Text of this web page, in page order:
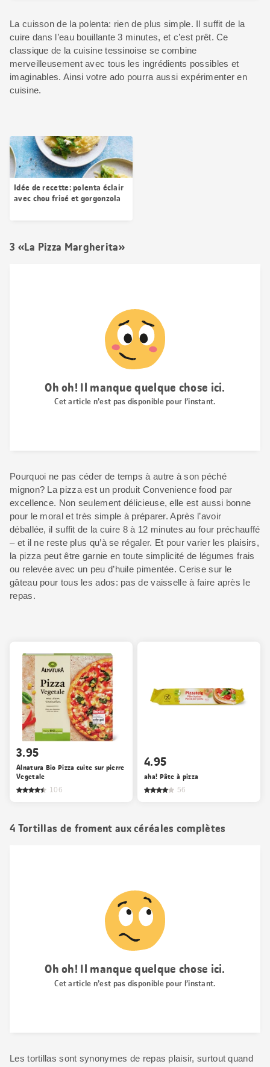
La cuisson de la polenta: rien de plus simple. Il suffit de la
cuire dans l’eau bouillante 3 minutes, et c’est prêt. Ce
classique de la cuisine tessinoise se combine
merveilleusement avec tous les ingrédients possibles et
imaginables. Ainsi votre ado pourra aussi expérimenter en
cuisine.
Idée de recette: polenta éclair
avec chou frisé et gorgonzola
3 «La Pizza Margherita»
Pourquoi ne pas céder de temps à autre à son péché
mignon? La pizza est un produit Convenience food par
excellence. Non seulement délicieuse, elle est aussi bonne
pour le moral et très simple à préparer. Après l’avoir
déballée, il suffit de la cuire 8 à 12 minutes au four préchauffé
– et il ne reste plus qu’à se régaler. Et pour varier les plaisirs,
la pizza peut être garnie en toute simplicité de légumes frais
ou relevée avec un peu d’huile pimentée. Cerise sur le
gâteau pour tous les ados: pas de vaisselle à faire après le
repas.
3.95
Alnatura Bio Pizza cuite sur pierre
Vegetale
106
4.95
aha! Pâte à pizza
56
4 Tortillas de froment aux céréales complètes
Les tortillas sont synonymes de repas plaisir, surtout quand